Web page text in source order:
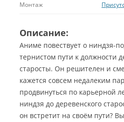
Монтаж
Описание:
Аниме повествует о ниндзя-
тернистом пути к должности
старосты. Он решителен и
кажется совсем недалеким
продвинуться по карьерной
ниндзя до деревенского
он встретит на своём пути?